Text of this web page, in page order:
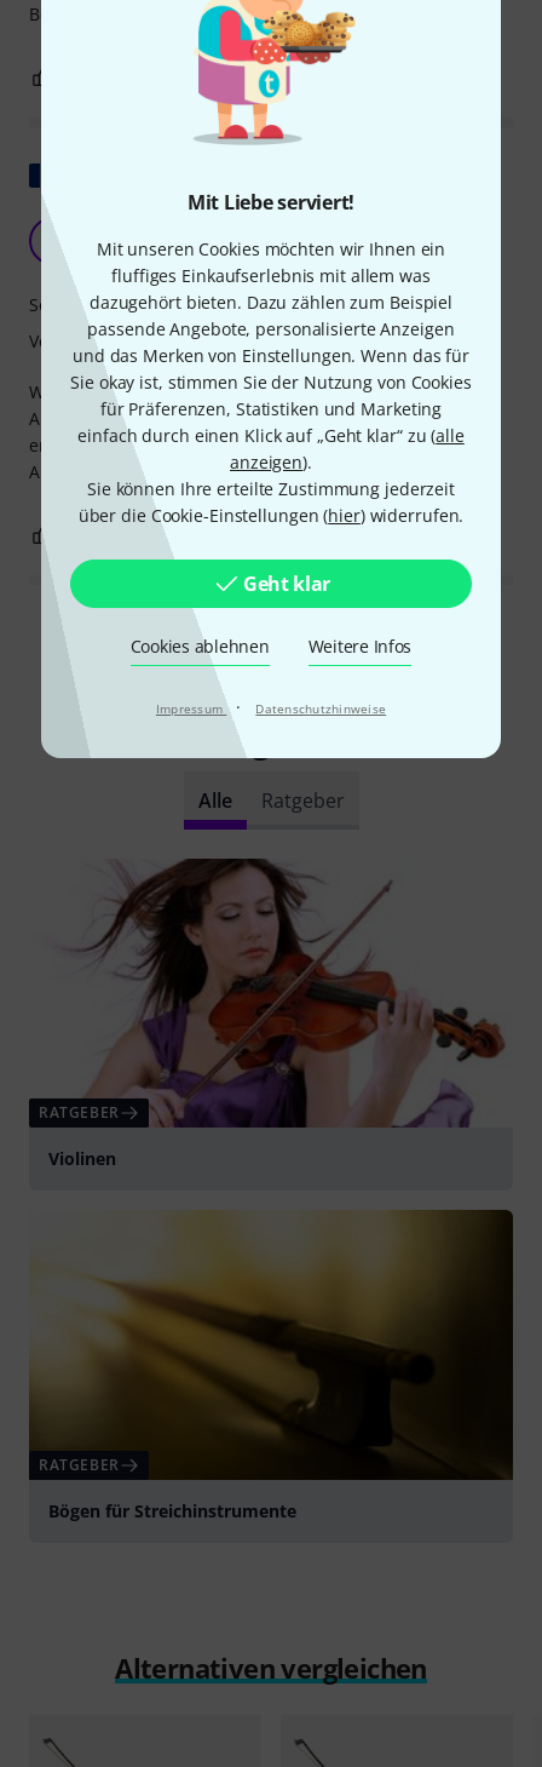
Mit Liebe serviert!
Mit unseren Cookies möchten wir Ihnen ein
fluffiges Einkaufserlebnis mit allem was
dazugehört bieten. Dazu zählen zum Beispiel
passende Angebote, personalisierte Anzeigen
und das Merken von Einstellungen. Wenn das für
Sie okay ist, stimmen Sie der Nutzung von Cookies
für Präferenzen, Statistiken und Marketing
einfach durch einen Klick auf „Geht klar“ zu (alle
anzeigen).
Sie können Ihre erteilte Zustimmung jederzeit
über die Cookie-Einstellungen (hier) widerrufen.
Geht klar
Cookies ablehnen Weitere Infos
Impressum · Datenschutzhinweise
Behaarung und Klang sind gut!
BEWERTUNG MELDEN
A
AimanuElle2738 23.04.2024
Wir haben diesen Bogen für meinen Sohn gekauft, der
Anfänger ist. Er erfüllt seinen Zweck perfekt und ist
erschwinglich. Leicht, gute Qualität... Ich kann ihn
Anfängern wärmstens empfehlen.
Sound
Verarbeitung
Alle Bewertungen lesen
Schon gewusst?
Alle Ratgeber
RATGEBER
Violinen
RATGEBER
Bögen für Streichinstrumente
Alternativen vergleichen